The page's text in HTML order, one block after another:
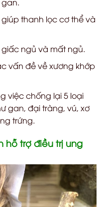
thanh lọc cơ thể và
ngủ và mất ngủ.
vấn đề về xương khớp
việc chống lại 5 loại
gan, đại tràng, vú, xơ
trứng.
hỗ trợ điều trị ung